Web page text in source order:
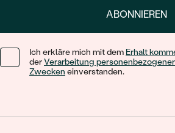
ABONNIEREN
Ich erkläre mich mit dem Erhalt
derVerarbeitung
Zwecken einverstanden.